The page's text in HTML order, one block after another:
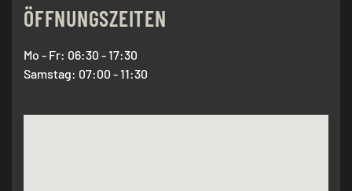
ÖFFNUNGSZEITEN
Mo - Fr: 06:30 - 17:30
Samstag: 07:00 - 11:30